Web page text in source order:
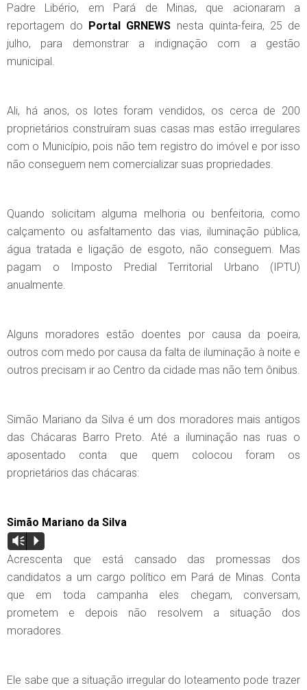
Padre Libério, em Pará de Minas, que acionaram a
reportagem do Portal GRNEWS nesta quinta-feira, 25 de
julho, para demonstrar a indignação com a gestão
municipal.
Ali, há anos, os lotes foram vendidos, os cerca de 200
proprietários construíram suas casas mas estão irregulares
com o Município, pois não tem registro do imóvel e por isso
não conseguem nem comercializar suas propriedades.
Quando solicitam alguma melhoria ou benfeitoria, como
calçamento ou asfaltamento das vias, iluminação pública,
água tratada e ligação de esgoto, não conseguem. Mas
pagam o Imposto Predial Territorial Urbano (IPTU)
anualmente.
Alguns moradores estão doentes por causa da poeira,
outros com medo por causa da falta de iluminação à noite e
outros precisam ir ao Centro da cidade mas não tem ônibus.
Simão Mariano da Silva é um dos moradores mais antigos
das Chácaras Barro Preto. Até a iluminação nas ruas o
aposentado conta que quem colocou foram os
proprietários das chácaras:
Simão Mariano da Silva
Vm P
Acrescenta que está cansado das promessas dos
candidatos a um cargo político em Pará de Minas. Conta
que em toda campanha eles chegam, conversam,
prometem e depois não resolvem a situação dos
moradores.
Ele sabe que a situação irregular do loteamento pode trazer